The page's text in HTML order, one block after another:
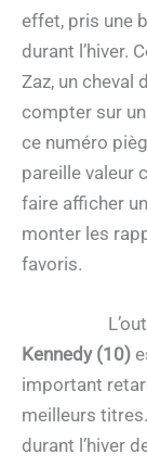
effet, pris une
durant l’hiver.
Zaz, un cheval
compter sur
ce numéro
pareille valeur
faire afficher
monter les
favoris.
Kennedy (10)
important
meilleurs
durant l’hiver